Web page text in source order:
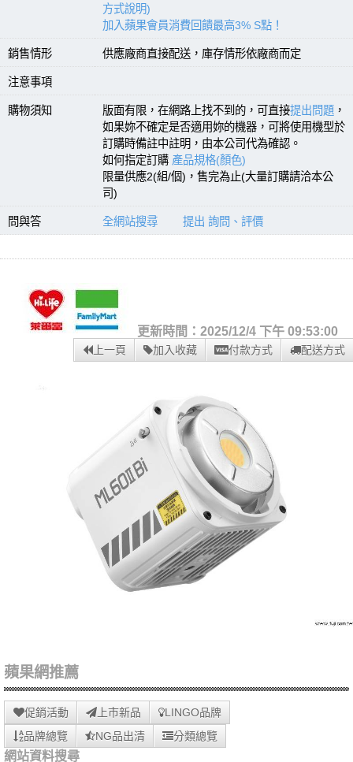
方式說明)
加入蘋果會員消費回饋最高3% S點！
銷售情形 供應廠商直接配送，庫存情形依廠商而定
注意事項
購物須知 版面有限，在網路上找不到的，可直接提出問題 ，
如果妳不確定是否適用妳的機器，可將使用機型於
訂購時備註中註明，由本公司代為確認。
如何指定訂購 產品規格(顏色)
限量供應2(組/個)，售完為止(大量訂購請洽本公
司)
問與答 全網站搜尋 提出 詢問、評價
更新時間：2025/12/4 下午 09:53:00
上一頁 加入收藏 付款方式 配送方式
蘋果網推薦
促銷活動 上市新品
LINGO品牌
品牌總覽
NG品出清 分類總覽
網站資料搜尋